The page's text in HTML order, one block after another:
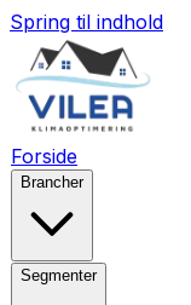
Spring til indhold
Forside
Brancher
Segmenter